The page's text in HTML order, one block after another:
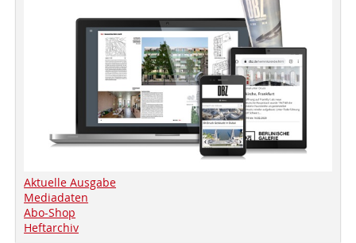
Aktuelle Ausgabe
Mediadaten
Abo-Shop
Heftarchiv